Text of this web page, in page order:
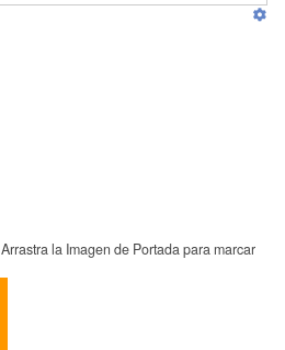
Arrastra la Imagen de Portada para marcar